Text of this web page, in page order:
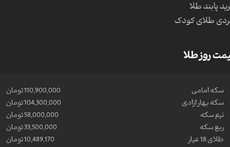
پابند طلا
طلای کودک
روز طلا
سکه امامی
110,900,000 تومان
سکه بهار ازادی
104,300,000 تومان
نیم سکه
58,000,000 تومان
ربع سکه
33,500,000 تومان
طلای 18 عیار
10,489,170 تومان